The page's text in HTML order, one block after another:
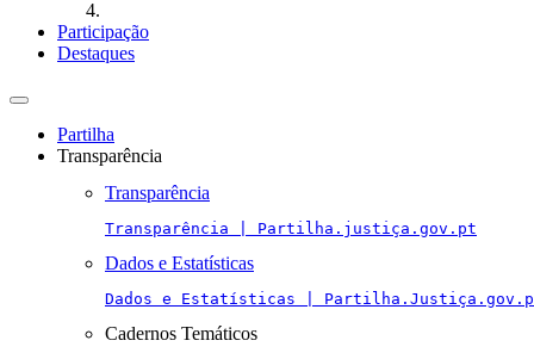
Participação
Destaques
Toggle
navigationPartilha
Transparência
Transparência
Transparência | Partilha.justiça.gov.pt
Dados e Estatísticas
Dados e Estatísticas |
Cadernos Temáticos